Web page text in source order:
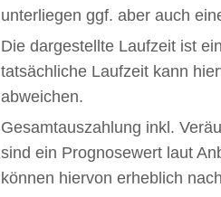
unterliegen ggf. aber auch
Die dargestellte Laufzeit ist
tatsächliche Laufzeit kann
abweichen.
Gesamtauszahlung inkl.
sind ein Prognosewert laut
können hiervon erheblich